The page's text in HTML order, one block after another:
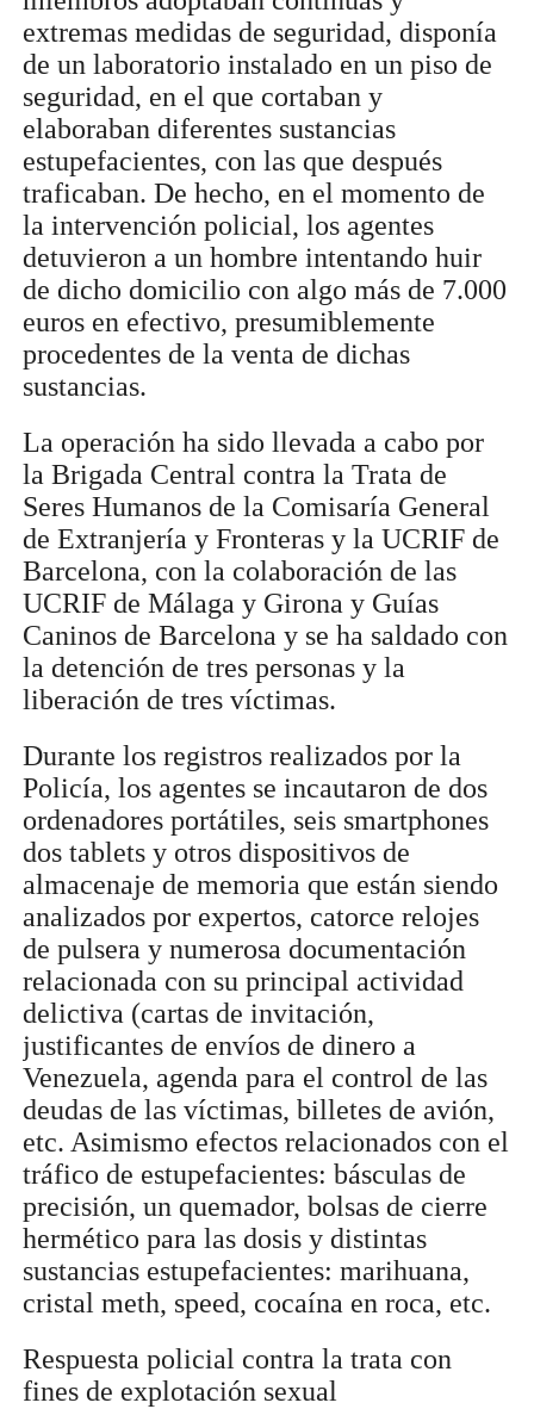
extremas medidas de seguridad, disponía
de un laboratorio instalado en un piso de
seguridad, en el que cortaban y
elaboraban diferentes sustancias
estupefacientes, con las que después
traficaban. De hecho, en el momento de
la intervención policial, los agentes
detuvieron a un hombre intentando huir
de dicho domicilio con algo más de 7.000
euros en efectivo, presumiblemente
procedentes de la venta de dichas
sustancias.
La operación ha sido llevada a cabo por
la Brigada Central contra la Trata de
Seres Humanos de la Comisaría General
de Extranjería y Fronteras y la UCRIF de
Barcelona, con la colaboración de las
UCRIF de Málaga y Girona y Guías
Caninos de Barcelona y se ha saldado con
la detención de tres personas y la
liberación de tres víctimas.
Durante los registros realizados por la
Policía, los agentes se incautaron de dos
ordenadores portátiles, seis smartphones
dos tablets y otros dispositivos de
almacenaje de memoria que están siendo
analizados por expertos, catorce relojes
de pulsera y numerosa documentación
relacionada con su principal actividad
delictiva (cartas de invitación,
justificantes de envíos de dinero a
Venezuela, agenda para el control de las
deudas de las víctimas, billetes de avión,
etc. Asimismo efectos relacionados con el
tráfico de estupefacientes: básculas de
precisión, un quemador, bolsas de cierre
hermético para las dosis y distintas
sustancias estupefacientes: marihuana,
cristal meth, speed, cocaína en roca, etc.
Respuesta policial contra la trata con
fines de explotación sexual